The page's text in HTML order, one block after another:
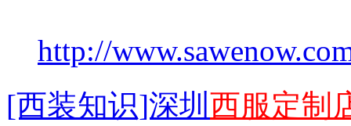
http://
[西装知识]深圳 西服定制